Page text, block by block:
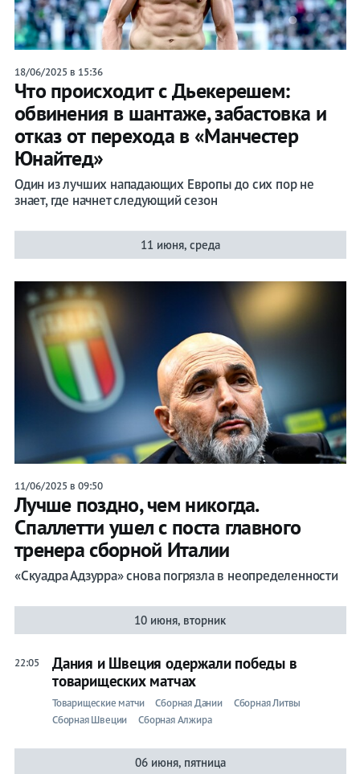
18/06/2025 в 15:36
Что происходит с Дьекерешем:
обвинения в шантаже, забастовка и
отказ от перехода в «Манчестер
Юнайтед»
Один из лучших нападающих Европы до сих пор не
знает, где начнет следующий сезон
11 июня, среда
11/06/2025 в 09:50
Лучше поздно, чем никогда.
Спаллетти ушел с поста главного
тренера сборной Италии
«Скуадра Адзурра» снова погрязла в неопределенности
10 июня, вторник
22:05
Дания и Швеция одержали победы в
товарищеских матчах
Товарищеские матчи Сборная Дании
Сборная Литвы
Сборная Швеции
Сборная Алжира
06 июня, пятница